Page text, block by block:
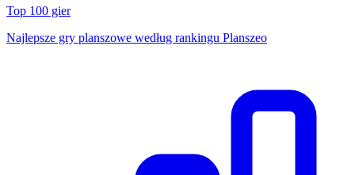
Top 100 gier
Najlepsze gry planszowe według rankingu Planszeo